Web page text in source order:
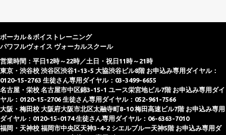
ボーカル＆ボイストレーニング
パワフルヴォイス ヴォーカルスクール
営業時間：平日12時～22時／土日・祝日11時～21時
東京・渋谷校 渋谷区渋谷1-13-5 大協渋谷ビル8階 お申込み専用ダイヤル：
0120-15-2763 生徒さん専用ダイヤル：03-3499-6655
名古屋・栄校 名古屋市中区錦3-15-1 ユース栄宮地ビル7階 お申込み専用ダイ
ヤル：0120-15-2706 生徒さん専用ダイヤル：052-961-7566
大阪・梅田校 大阪府大阪市北区太融寺町8-10 梅田高速ビル7階 お申込み専用
ダイヤル：0120-15-0174 生徒さん専用ダイヤル：06-6363-7010
福岡・天神校 福岡市中央区天神3-4-2 シエルブルー天神5階 お申込み専用ダ